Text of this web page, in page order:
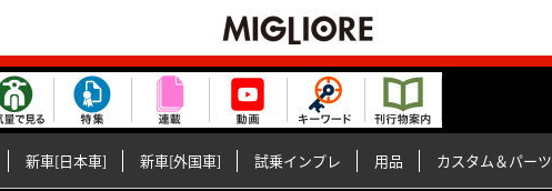
新車[日本車] 新車[外国車] 試乗インプレ 用品 カスタム＆パーツ